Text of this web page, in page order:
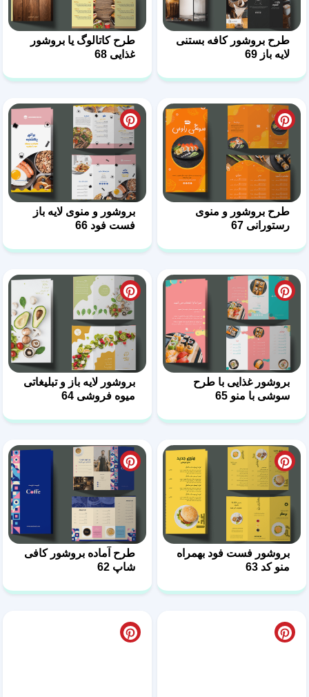
طرح بروشور کافه بستنی
لایه باز 69
طرح کاتالوگ یا بروشور
غذایی 68
طرح بروشور و منوی
رستورانی 67
بروشور و منوی لایه باز
فست فود 66
بروشور غذایی با طرح
سوشی با منو 65
بروشور لایه باز و تبلیغاتی
میوه فروشی 64
بروشور فست فود بهمراه
منو کد 63
طرح آماده بروشور کافی
شاپ 62